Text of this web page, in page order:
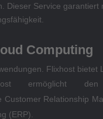
Dieser Service garantiert
Computing
Flixhost bietet
ermöglicht
Customer Relationship
(ERP).